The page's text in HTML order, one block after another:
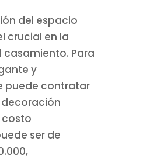
del espacio
crucial en la
Para
y
puede contratar
decoración
costo
ser de